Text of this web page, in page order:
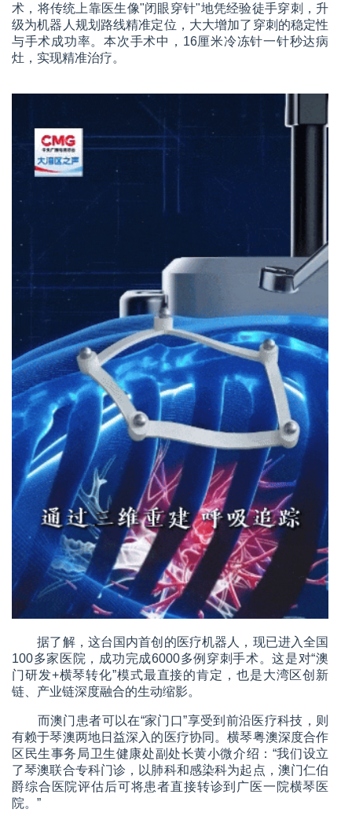
术，将传统上靠医生像"闭眼穿针"地凭经验徒手穿刺，升
级为机器人规划路线精准定位，大大增加了穿刺的稳定性
与手术成功率。本次手术中，16厘米冷冻针一针秒达病
灶，实现精准治疗。
据了解，这台国内首创的医疗机器人，现已进入全国
100多家医院，成功完成6000多例穿刺手术。这是对“澳
门研发+横琴转化”模式最直接的肯定，也是大湾区创新
链、产业链深度融合的生动缩影。
而澳门患者可以在“家门口”享受到前沿医疗科技，则
有赖于琴澳两地日益深入的医疗协同。横琴粤澳深度合作
区民生事务局卫生健康处副处长黄小微介绍：“我们设立
了琴澳联合专科门诊，以肺科和感染科为起点，澳门仁伯
爵综合医院评估后可将患者直接转诊到广医一院横琴医
院。”